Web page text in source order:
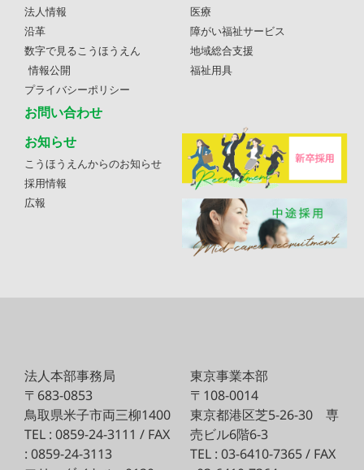
法人情報
沿革
数字で見るこうほうえん
情報公開
プライバシーポリシー
お問い合わせ
医療
障がい福祉サービス
地域総合支援
福祉用具
お知らせ
こうほうえんからのお知らせ
採用情報
広報
法人本部事務局
〒683-0853
鳥取県米子市両三柳1400
TEL : 0859-24-3111 / FAX
: 0859-24-3113
東京事業本部
〒108-0014
東京都港区芝5-26-30 専
売ビル6階6-3
TEL : 03-6410-7365 / FAX